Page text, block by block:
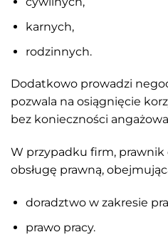
karnych,
rodzinnych.
Dodatkowo prowadzi
pozwala na osiągnięcie
bez konieczności
W przypadku firm,
obsługę prawną,
doradztwo w zakresie
prawo pracy.